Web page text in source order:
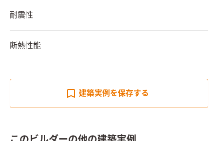
耐震性
断熱性能
建築実例を保存する